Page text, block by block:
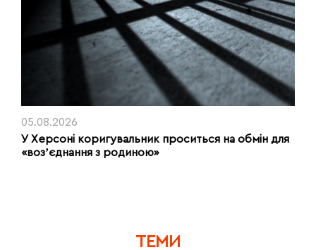
05.08.2026
У Херсоні коригувальник проситься на обмін для
«возʼєднання з родиною»
ТЕМИ